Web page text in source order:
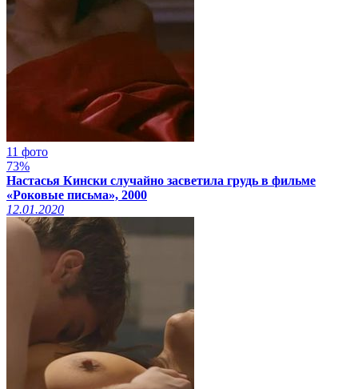
11 фото
73%
Настасья Кински случайно засветила грудь в фильме
«Роковые письма», 2000
12.01.2020